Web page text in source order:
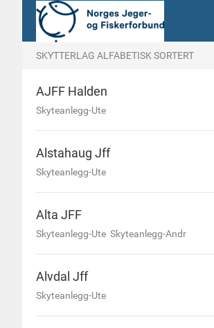
SKYTTERLAG ALFABETISK SORTERT
AJFF Halden
Skyteanlegg-Ute
Alstahaug Jff
Skyteanlegg-Ute
Alta JFF
Skyteanlegg-Ute Skyteanlegg-Andr
Alvdal Jff
Skyteanlegg-Ute